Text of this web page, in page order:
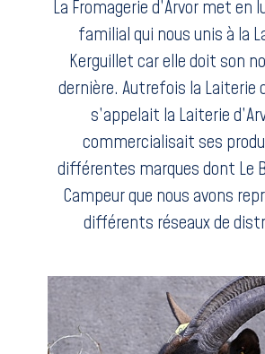
La Fromagerie d’Arvor met en
familial qui nous unis à la
Kerguillet car elle doit son
dernière. Autrefois la Laiterie
s’appelait la Laiterie
commercialisait ses
différentes marques dont Le
Campeur que nous avons
différents réseaux de